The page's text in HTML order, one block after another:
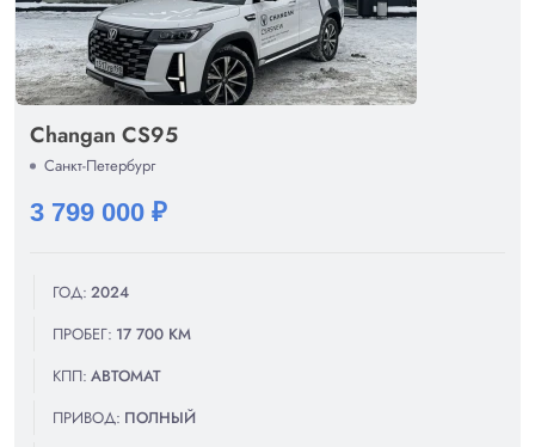
Changan CS95
Санкт-Петербург
3 799 000 ₽
ГОД: 2024
ПРОБЕГ: 17 700 КМ
КПП: АВТОМАТ
ПРИВОД: ПОЛНЫЙ